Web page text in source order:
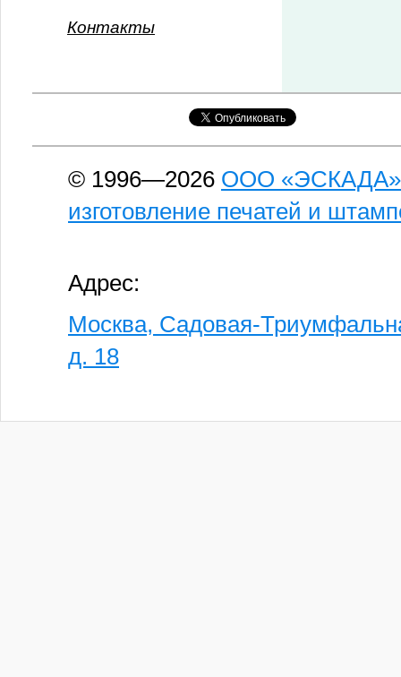
Контакты
© 1996—2026 ООО
изготовление печатей и
Адрес:
Москва, Садовая-
д. 18